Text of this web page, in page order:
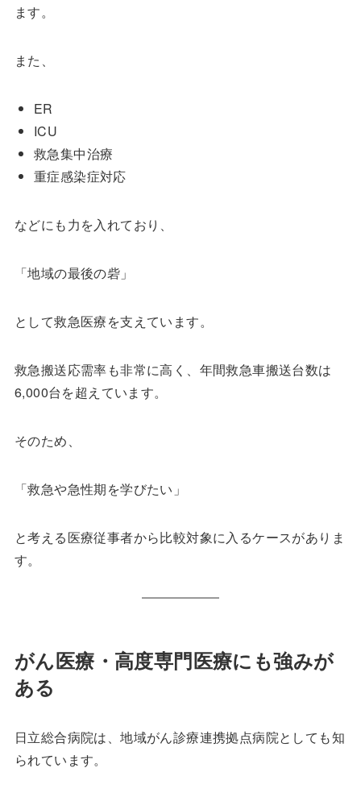
ます。
また、
ER
ICU
救急集中治療
重症感染症対応
などにも力を入れており、
「地域の最後の砦」
として救急医療を支えています。
救急搬送応需率も非常に高く、年間救急車搬送台数は
6,000台を超えています。
そのため、
「救急や急性期を学びたい」
と考える医療従事者から比較対象に入るケースがありま
す。
がん医療・高度専門医療にも強みが
ある
日立総合病院は、地域がん診療連携拠点病院としても知
られています。